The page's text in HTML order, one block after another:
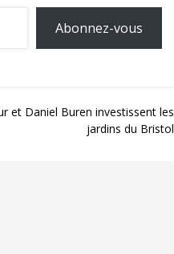
Abonnez-vous
et Daniel Buren investissent les
jardins du Bristol